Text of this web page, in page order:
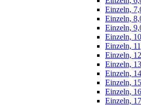
Einzeln,
Einzeln,
Einzeln,
Einzeln,
Einzeln,
Einzeln,
Einzeln,
Einzeln,
Einzeln,
Einzeln,
Einzeln,